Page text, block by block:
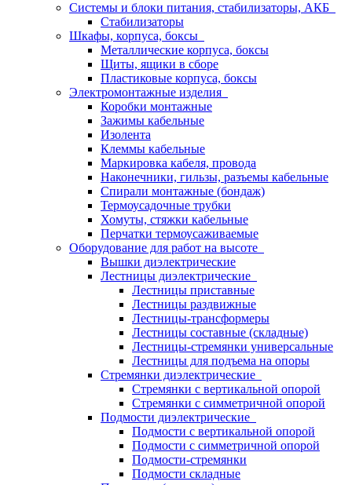
Системы и блоки питания, стабилизаторы, АКБ
Стабилизаторы
Шкафы, корпуса, боксы
Металлические корпуса, боксы
Щиты, ящики в сборе
Пластиковые корпуса, боксы
Электромонтажные изделия
Коробки монтажные
Зажимы кабельные
Изолента
Клеммы кабельные
Маркировка кабеля, провода
Наконечники, гильзы, разъемы кабельные
Спирали монтажные (бондаж)
Термоусадочные трубки
Хомуты, стяжки кабельные
Перчатки термоусаживаемые
Оборудование для работ на высоте
Вышки диэлектрические
Лестницы диэлектрические
Лестницы приставные
Лестницы раздвижные
Лестницы-трансформеры
Лестницы составные (складные)
Лестницы-стремянки универсальные
Лестницы для подъема на опоры
Стремянки диэлектрические
Стремянки с вертикальной опорой
Стремянки с симметричной опорой
Подмости диэлектрические
Подмости с вертикальной опорой
Подмости с симметричной опорой
Подмости-стремянки
Подмости складные